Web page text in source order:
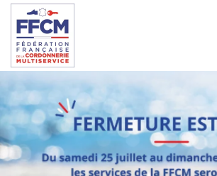
Passer au contenu principal